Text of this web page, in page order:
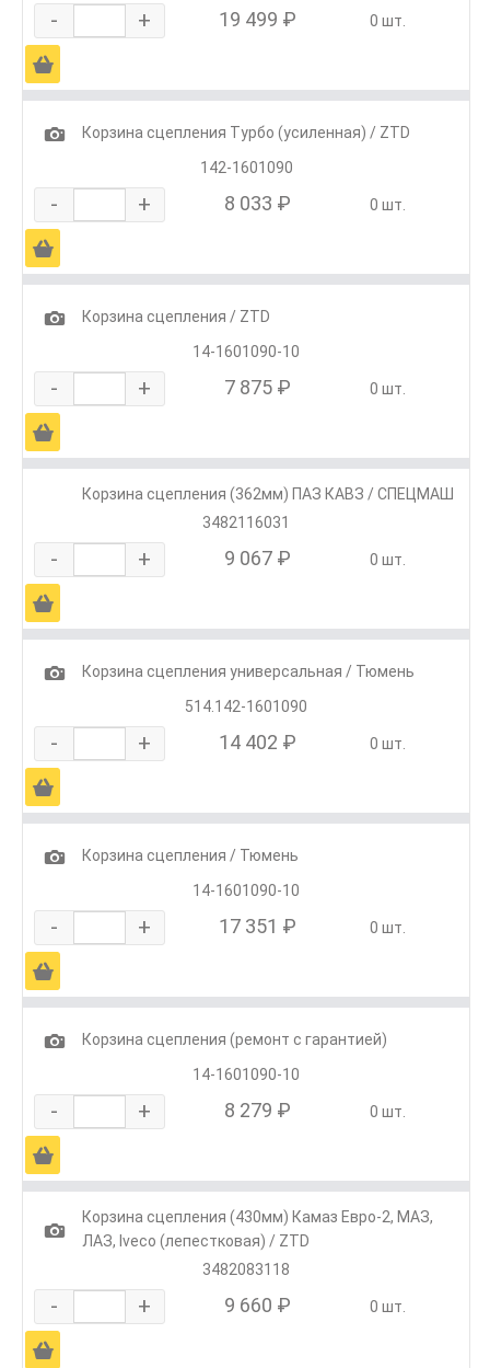
- + 19 499 ₽ 0 шт.
Ä
1
Корзина сцепления Турбо (усиленная) / ZTD
142-1601090
- + 8 033 ₽ 0 шт.
Ä
1
Корзина сцепления / ZTD
14-1601090-10
- + 7 875 ₽ 0 шт.
Ä
Корзина сцепления (362мм) ПАЗ КАВЗ / СПЕЦМАШ
3482116031
- + 9 067 ₽ 0 шт.
Ä
1
Корзина сцепления универсальная / Тюмень
514.142-1601090
- + 14 402 ₽ 0 шт.
Ä
1
Корзина сцепления / Тюмень
14-1601090-10
- + 17 351 ₽ 0 шт.
Ä
1
Корзина сцепления (ремонт с гарантией)
14-1601090-10
- + 8 279 ₽ 0 шт.
Ä
1
Корзина сцепления (430мм) Камаз Евро-2, МАЗ,
ЛАЗ, Iveco (лепестковая) / ZTD
3482083118
- + 9 660 ₽ 0 шт.
Ä